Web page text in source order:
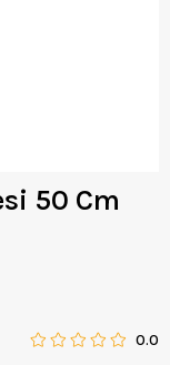
50 Cm
0.0